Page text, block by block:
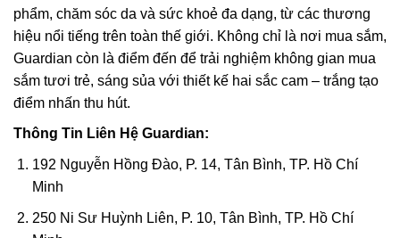
phẩm, chăm sóc da và sức khoẻ đa dạng, từ các thương
hiệu nổi tiếng trên toàn thế giới. Không chỉ là nơi mua sắm,
Guardian còn là điểm đến để trải nghiệm không gian mua
sắm tươi trẻ, sáng sủa với thiết kế hai sắc cam – trắng tạo
điểm nhấn thu hút.
Thông Tin Liên Hệ Guardian:
192 Nguyễn Hồng Đào, P. 14, Tân Bình, TP. Hồ Chí
Minh
250 Ni Sư Huỳnh Liên, P. 10, Tân Bình, TP. Hồ Chí